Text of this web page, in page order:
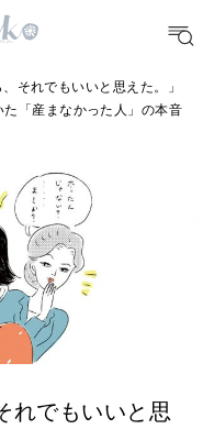
Holoscope
ッセージ
あなた
それでもいいと思えた。」
「産まなかった人」の本音
れでもいいと思